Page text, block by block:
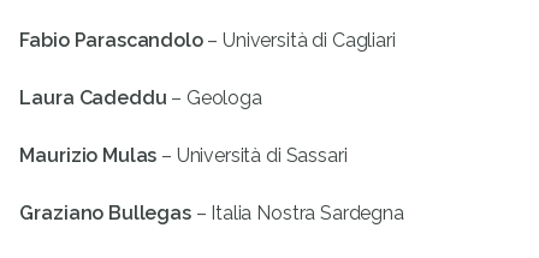
Fabio Parascandolo– Università di Cagliari
Laura Cadeddu – Geologa
Maurizio Mulas – Università di Sassari
Graziano Bullegas– Italia Nostra Sardegna